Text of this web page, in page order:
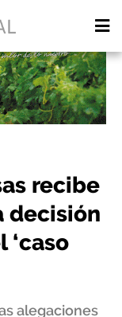
recibe
decisión
‘caso
alegaciones